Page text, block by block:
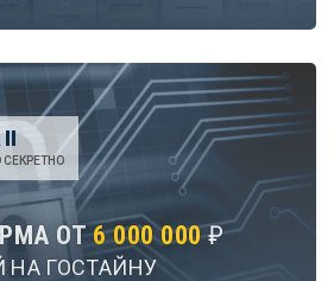
ОТ6 000 000 ₽
НА ГОСТАЙНУ